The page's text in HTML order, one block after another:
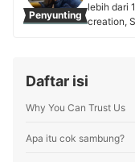
Penyunting
lebih dari
creation,
yang
Profil
Daftar isi
Why You Can Trust Us
Apa itu cok sambung?